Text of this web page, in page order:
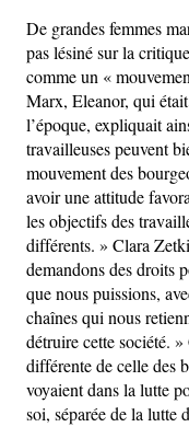
De grandes femmes
pas lésiné sur la
comme un «
Marx, Eleanor, qui
l’époque, expliquait
travailleuses peuvent
mouvement des
avoir une attitude
les objectifs des
différents. » Clara
demandons des droits
que nous puissions,
chaînes qui nous
détruire cette société.
différente de celle des
voyaient dans la lutte
soi, séparée de la lutte